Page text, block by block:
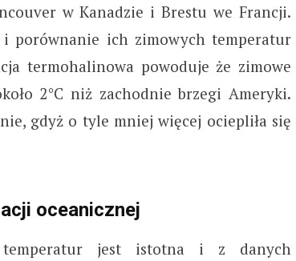
w Kanadzie i Brestu we Francji.
porównanie ich zimowych temperatur
termohalinowa powoduje że zimowe
2°C niż zachodnie brzegi Ameryki.
gdyż o tyle mniej więcej ociepliła się
oceanicznej
jest istotna i z danych